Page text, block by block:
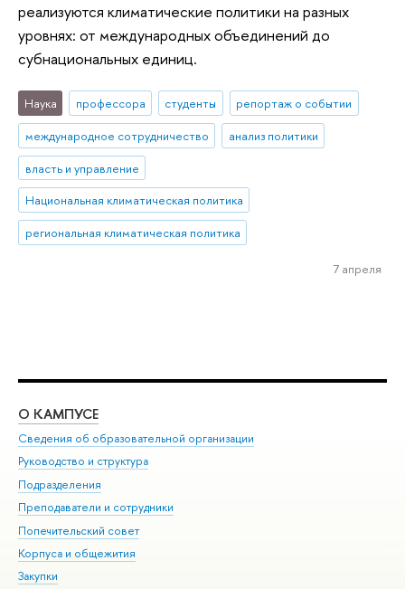
реализуются климатические политики на разных
уровнях: от международных объединений до
субнациональных единиц.
Наука профессора студенты
репортаж о событии
международное сотрудничество
анализ политики
власть и управление
Национальная климатическая политика
региональная климатическая политика
7 апреля
О КАМПУСЕ
Сведения об образовательной организации
Руководство и структура
Подразделения
Преподаватели и сотрудники
Попечительский совет
Корпуса и общежития
Закупки